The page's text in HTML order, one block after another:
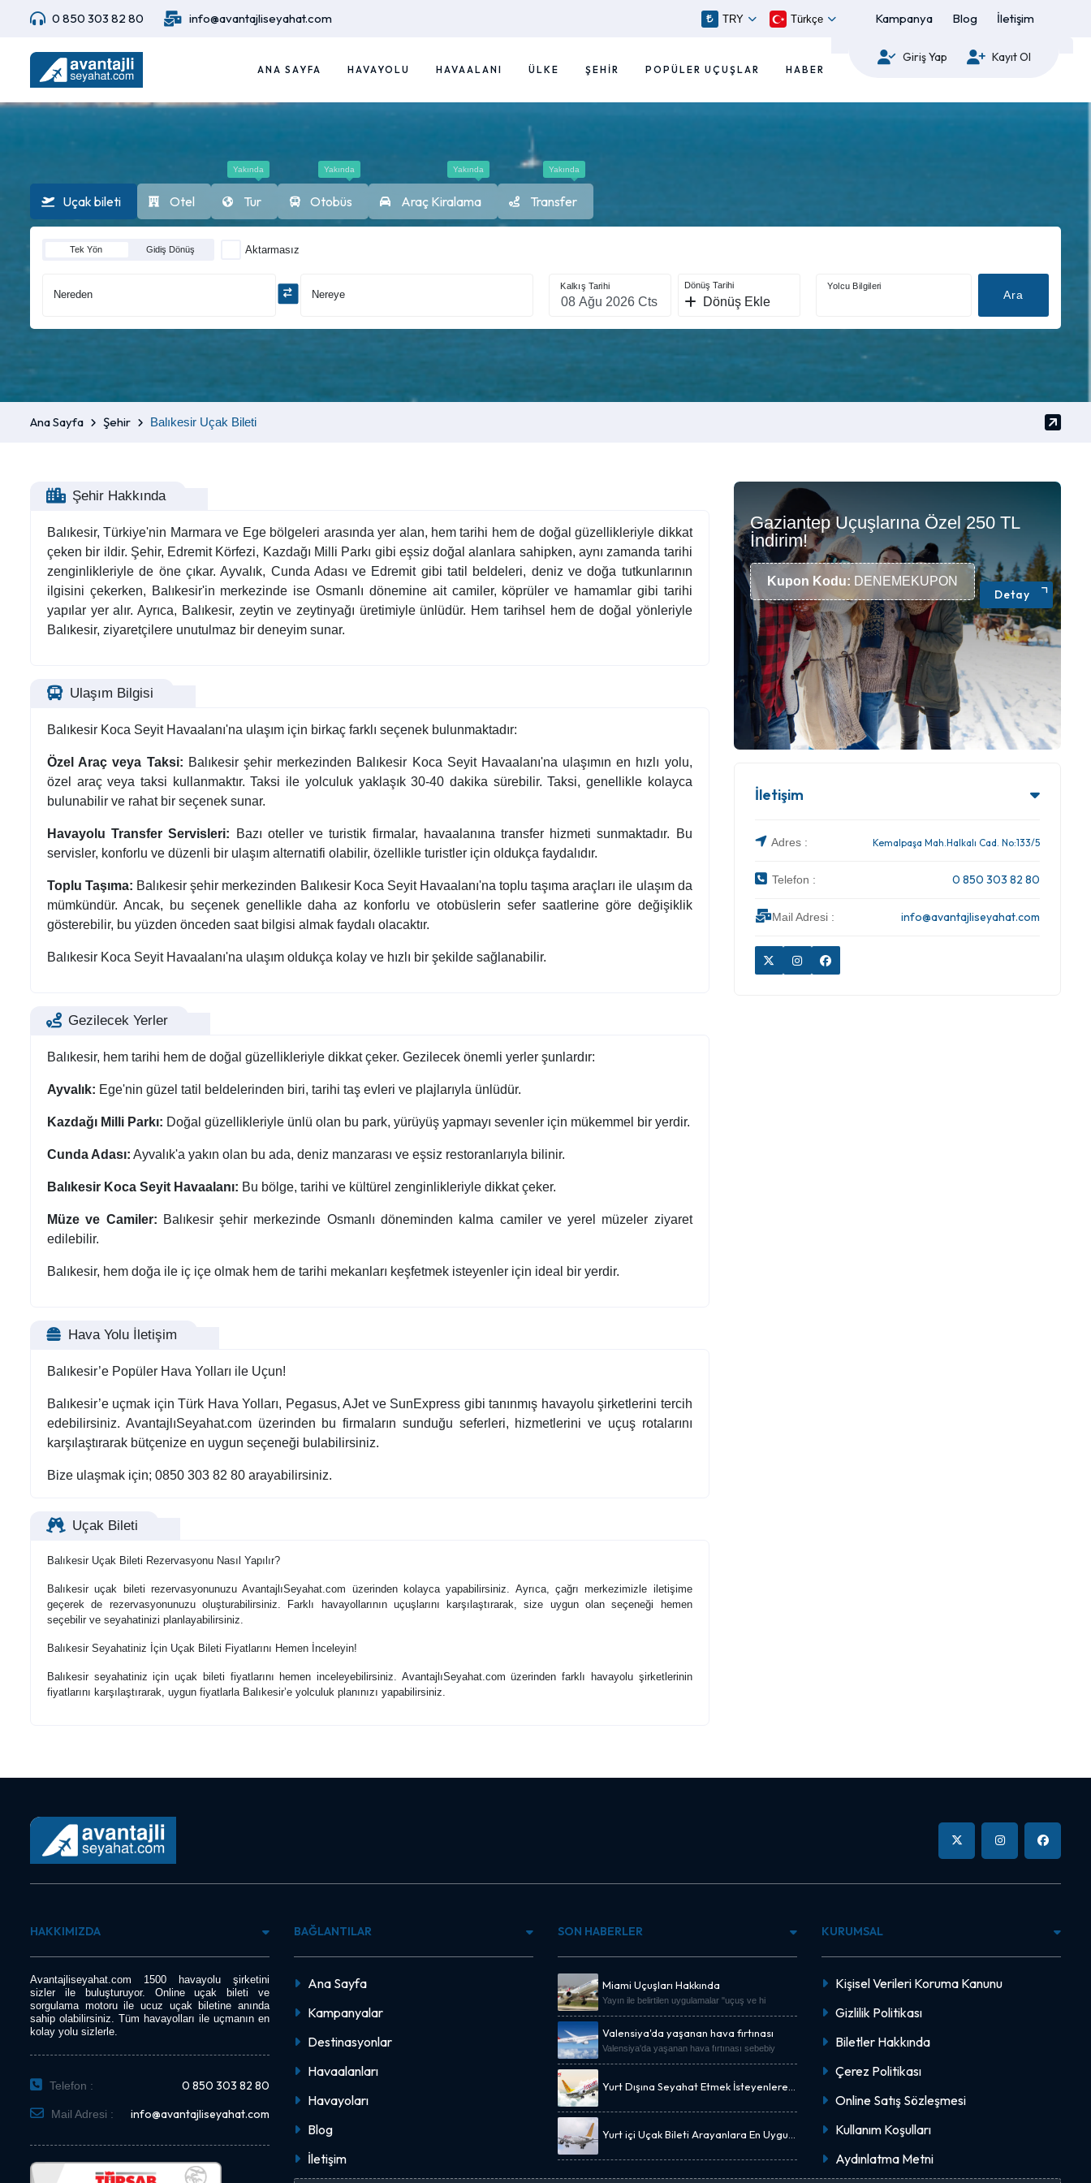
0 850 303 82 80 info@avantajliseyahat.com TRY Türkçe Kampanya Blog İletişim
ANA SAYFA HAVAYOLU HAVAALANI ÜLKE ŞEHIR POPÜLER UÇUŞLAR HABER
Giriş Yap Kayıt Ol
Uçak bileti Otel
Yakında
Tur
Yakında
Otobüs
Yakında
Araç Kiralama
Yakında
Transfer
Tek Yön Gidiş Dönüş Aktarmasız
Nereden Nereye
Kalkış Tarihi Dönüş Tarihi
Dönüş Ekle
Yolcu Bilgileri
Ara
Ana Sayfa Şehir Balıkesir Uçak Bileti
Şehir Hakkında
Balıkesir, Türkiye'nin Marmara ve Ege bölgeleri arasında yer alan, hem tarihi hem de doğal güzellikleriyle dikkat
çeken bir ildir. Şehir, Edremit Körfezi, Kazdağı Milli Parkı gibi eşsiz doğal alanlara sahipken, aynı zamanda tarihi
zenginlikleriyle de öne çıkar. Ayvalık, Cunda Adası ve Edremit gibi tatil beldeleri, deniz ve doğa tutkunlarının
ilgisini çekerken, Balıkesir'in merkezinde ise Osmanlı dönemine ait camiler, köprüler ve hamamlar gibi tarihi
yapılar yer alır. Ayrıca, Balıkesir, zeytin ve zeytinyağı üretimiyle ünlüdür. Hem tarihsel hem de doğal yönleriyle
Balıkesir, ziyaretçilere unutulmaz bir deneyim sunar.
Ulaşım Bilgisi
Balıkesir Koca Seyit Havaalanı'na ulaşım için birkaç farklı seçenek bulunmaktadır:
Özel Araç veya Taksi: Balıkesir şehir merkezinden Balıkesir Koca Seyit Havaalanı'na ulaşımın en hızlı yolu,
özel araç veya taksi kullanmaktır. Taksi ile yolculuk yaklaşık 30-40 dakika sürebilir. Taksi, genellikle kolayca
bulunabilir ve rahat bir seçenek sunar.
Havayolu Transfer Servisleri: Bazı oteller ve turistik firmalar, havaalanına transfer hizmeti sunmaktadır. Bu
servisler, konforlu ve düzenli bir ulaşım alternatifi olabilir, özellikle turistler için oldukça faydalıdır.
Toplu Taşıma: Balıkesir şehir merkezinden Balıkesir Koca Seyit Havaalanı'na toplu taşıma araçları ile ulaşım da
mümkündür. Ancak, bu seçenek genellikle daha az konforlu ve otobüslerin sefer saatlerine göre değişiklik
gösterebilir, bu yüzden önceden saat bilgisi almak faydalı olacaktır.
Balıkesir Koca Seyit Havaalanı'na ulaşım oldukça kolay ve hızlı bir şekilde sağlanabilir.
Gezilecek Yerler
Balıkesir, hem tarihi hem de doğal güzellikleriyle dikkat çeker. Gezilecek önemli yerler şunlardır:
Ayvalık: Ege'nin güzel tatil beldelerinden biri, tarihi taş evleri ve plajlarıyla ünlüdür.
Kazdağı Milli Parkı: Doğal güzellikleriyle ünlü olan bu park, yürüyüş yapmayı sevenler için mükemmel bir yerdir.
Cunda Adası: Ayvalık'a yakın olan bu ada, deniz manzarası ve eşsiz restoranlarıyla bilinir.
Balıkesir Koca Seyit Havaalanı: Bu bölge, tarihi ve kültürel zenginlikleriyle dikkat çeker.
Müze ve Camiler: Balıkesir şehir merkezinde Osmanlı döneminden kalma camiler ve yerel müzeler ziyaret
edilebilir.
Balıkesir, hem doğa ile iç içe olmak hem de tarihi mekanları keşfetmek isteyenler için ideal bir yerdir.
Hava Yolu İletişim
Balıkesir’e Popüler Hava Yolları ile Uçun!
Balıkesir’e uçmak için Türk Hava Yolları, Pegasus, AJet ve SunExpress gibi tanınmış havayolu şirketlerini tercih
edebilirsiniz. AvantajlıSeyahat.com üzerinden bu firmaların sunduğu seferleri, hizmetlerini ve uçuş rotalarını
karşılaştırarak bütçenize en uygun seçeneği bulabilirsiniz.
Bize ulaşmak için; 0850 303 82 80 arayabilirsiniz.
Uçak Bileti
Balıkesir Uçak Bileti Rezervasyonu Nasıl Yapılır?
Balıkesir uçak bileti rezervasyonunuzu AvantajlıSeyahat.com üzerinden kolayca yapabilirsiniz. Ayrıca, çağrı merkezimizle iletişime
geçerek de rezervasyonunuzu oluşturabilirsiniz. Farklı havayollarının uçuşlarını karşılaştırarak, size uygun olan seçeneği hemen
seçebilir ve seyahatinizi planlayabilirsiniz.
Balıkesir Seyahatiniz İçin Uçak Bileti Fiyatlarını Hemen İnceleyin!
Balıkesir seyahatiniz için uçak bileti fiyatlarını hemen inceleyebilirsiniz. AvantajlıSeyahat.com üzerinden farklı havayolu şirketlerinin
fiyatlarını karşılaştırarak, uygun fiyatlarla Balıkesir’e yolculuk planınızı yapabilirsiniz.
Gaziantep Uçuşlarına Özel 250 TL
İndirim!
Kupon Kodu: DENEMEKUPON
Detay
İletişim
Adres : Kemalpaşa Mah.Halkalı Cad. No:133/5
Telefon : 0 850 303 82 80
Mail Adresi : info@avantajliseyahat.com
HAKKIMIZDA
Avantajliseyahat.com 1500 havayolu şirketini
sizler ile buluşturuyor. Online uçak bileti ve
sorgulama motoru ile ucuz uçak biletine anında
sahip olabilirsiniz. Tüm havayolları ile uçmanın en
kolay yolu sizlerle.
Telefon : 0 850 303 82 80
Mail Adresi : info@avantajliseyahat.com
BAĞLANTILAR
Ana Sayfa
Kampanyalar
Destinasyonlar
Havaalanları
Havayoları
Blog
İletişim
SON HABERLER
Miami Uçuşları Hakkında
Yayın ile belirtilen uygulamalar "uçuş ve hi
Valensiya'da yaşanan hava fırtınası
Valensiya'da yaşanan hava fırtınası sebebiy
Yurt Dışına Seyahat Etmek İsteyenlere
Yurt içi Uçak Bileti Arayanlara En Uygun
KURUMSAL
Kişisel Verileri Koruma Kanunu
Gizlilik Politikası
Biletler Hakkında
Çerez Politikası
Online Satış Sözleşmesi
Kullanım Koşulları
Aydınlatma Metni